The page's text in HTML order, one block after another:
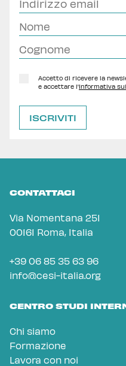
Accetto di ricevere la
e accettare l'Informativa
CONTATTACI
Via Nomentana 251
00161 Roma, Italia
+39 06 85 35 63 96
info@cesi-italia.org
CENTRO STUDI
Chi siamo
Formazione
Lavora con noi